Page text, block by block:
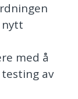
nytt
med å
av